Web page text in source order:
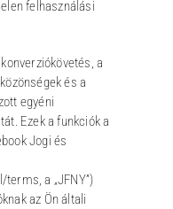
felhasználási
a
és a
egyéni
Ezek a funkciók a
Jogi és
a „JFNY”)
az Ön általi